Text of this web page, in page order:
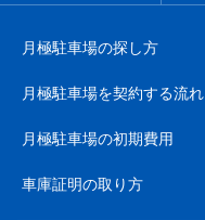
月極駐車場の探し方
月極駐車場を契約する流れ
月極駐車場の初期費用
車庫証明の取り方